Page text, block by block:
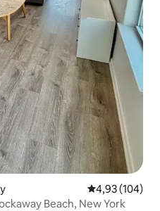
Évaluation
4,93 (104)
Beach, New York